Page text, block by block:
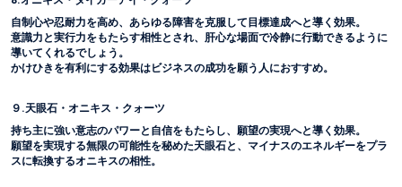
自制心や忍耐力を高め、あらゆる障害を克服して目標達成へと導く効果。
意識力と実行力をもたらす相性とされ、肝心な場面で冷静に行動できるように
導いてくれるでしょう。
かけひきを有利にする効果はビジネスの成功を願う人におすすめ。
９.天眼石・オニキス・クォーツ
持ち主に強い意志のパワーと自信をもたらし、願望の実現へと導く効果。
願望を実現する無限の可能性を秘めた天眼石と、マイナスのエネルギーをプラ
スに転換するオニキスの相性。